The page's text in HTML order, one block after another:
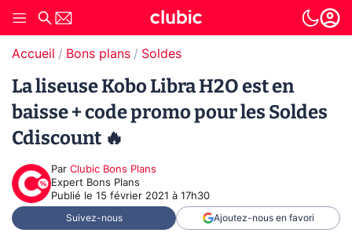
Accueil Bons plans Soldes
La liseuse Kobo Libra H2O est en
baisse + code promo pour les Soldes
Cdiscount 🔥
Par Clubic Bons Plans
Expert Bons Plans
Publié le 15 février 2021 à 17h30
Suivez-nous Ajoutez-nous en favori